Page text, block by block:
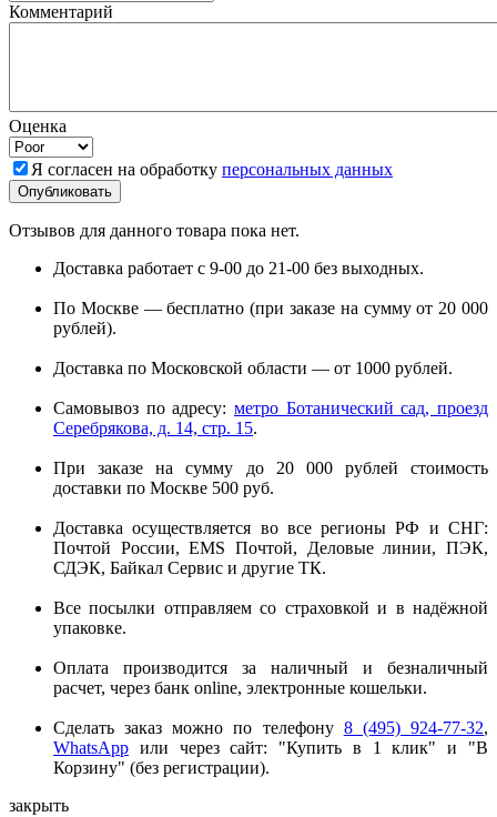
Комментарий
Оценка
Я согласен на обработку персональных данных
Отзывов для данного товара пока нет.
Доставка работает с 9-00 до 21-00 без выходных.
По Москве — бесплатно (при заказе на сумму от 20 000
рублей).
Доставка по Московской области — от 1000 рублей.
Самовывоз по адресу: метро Ботанический сад, проезд
Серебрякова, д. 14, стр. 15.
При заказе на сумму до 20 000 рублей стоимость
доставки по Москве 500 руб.
Доставка осуществляется во все регионы РФ и СНГ:
Почтой России, EMS Почтой, Деловые линии, ПЭК,
СДЭК, Байкал Сервис и другие ТК.
Все посылки отправляем со страховкой и в надёжной
упаковке.
Оплата производится за наличный и безналичный
расчет, через банк online, электронные кошельки.
Сделать заказ можно по телефону 8 (495) 924-77-32,
WhatsApp или через сайт: "Купить в 1 клик" и "В
Корзину" (без регистрации).
закрыть